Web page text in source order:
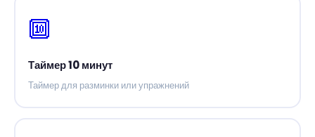
🔟
Таймер 10 минут
Таймер для разминки или упражнений